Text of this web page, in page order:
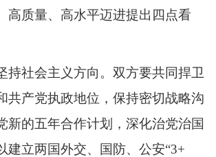
高质量、高水平迈进提出四点看
持社会主义方向。双方要共同捍卫
共产党执政地位，保持密切战略沟
新的五年合作计划，深化治党治国
建立两国外交、国防、公安“3+